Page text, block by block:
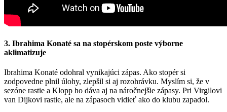
3. Ibrahima Konaté sa na stopérskom poste výborne
aklimatizuje
Ibrahima Konaté odohral vynikajúci zápas. Ako stopér si
zodpovedne plnil úlohy, zlepšil si aj rozohrávku. Myslím si, že v
sezóne rastie a Klopp ho dáva aj na náročnejšie zápasy. Pri Virgilovi
van Dijkovi rastie, ale na zápasoch vidieť ako do klubu zapadol.